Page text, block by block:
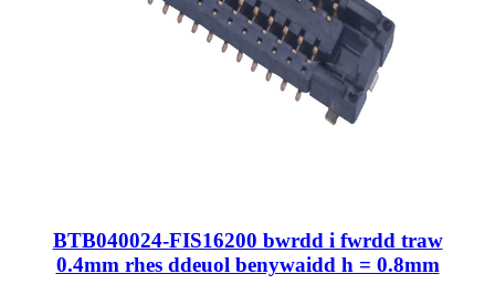
BTB040024-FIS16200 bwrdd i fwrdd traw
0.4mm rhes ddeuol benywaidd h = 0.8mm